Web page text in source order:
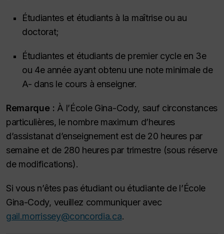
Étudiantes et étudiants à la maîtrise ou au
doctorat;
Étudiantes et étudiants de premier cycle en 3e
ou 4e année ayant obtenu une note minimale de
A- dans le cours à enseigner.
Remarque : À l’École Gina-Cody, sauf circonstances
particulières, le nombre maximum d’heures
d’assistanat d’enseignement est de 20 heures par
semaine et de 280 heures par trimestre (sous réserve
de modifications).
Si vous n’êtes pas étudiant ou étudiante de l’École
Gina-Cody, veuillez communiquer avec
gail.morrissey@concordia.ca.